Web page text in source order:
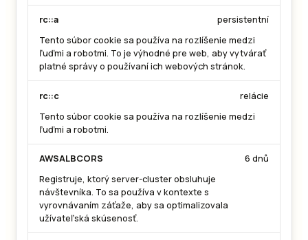
rc::a
Tento súbor cookie sa používa na rozlíšenie medzi
ľuďmi a robotmi. To je výhodné pre web, aby vytvárať
platné správy o používaní ich webových stránok.
persistentní
rc::c
Tento súbor cookie sa používa na rozlíšenie medzi
ľuďmi a robotmi.
relácie
AWSALBCORS
Registruje, ktorý server-cluster obsluhuje
návštevníka. To sa používa v kontexte s
vyrovnávaním záťaže, aby sa optimalizovala
užívateľská skúsenosť.
6 dnů